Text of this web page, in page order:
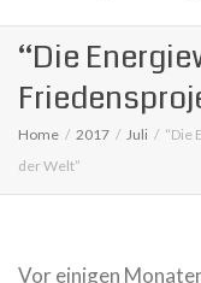
“Die
Home 2017 Juli
“Die
der Welt”
Vor einigen